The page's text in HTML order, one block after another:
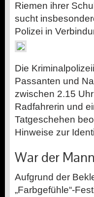
Riemen ihrer
sucht
Polizei in
Die
Passanten und
zwischen 2.15
Radfahrerin und
Tatgeschehen
Hinweise zur
War der
Aufgrund der
„Farbgefühle“-